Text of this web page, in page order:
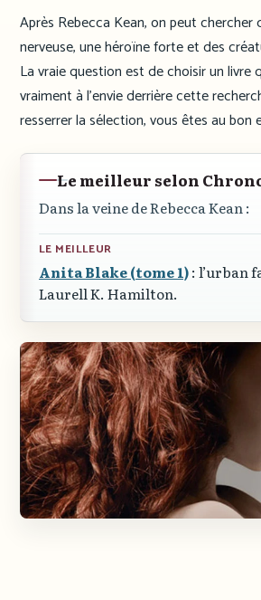
Après Rebecca Kean, on peut chercher
nerveuse, une héroïne forte et des
La vraie question est de choisir un livre
vraiment à l’envie derrière cette
resserrer la sélection, vous êtes au bon
Le meilleur selon
Dans la veine de Rebecca Kean :
LE MEILLEUR
Anita Blake (tome 1): l’urban
Laurell K. Hamilton.